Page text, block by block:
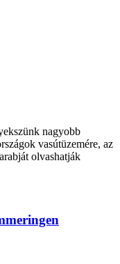
nagyobb
vasútüzemére, az
olvashatják